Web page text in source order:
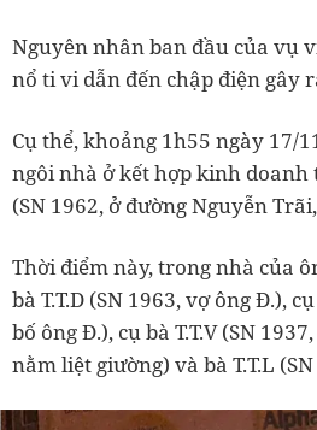
Nguyên nhân ban đầu của vụ
nổ ti vi dẫn đến chập điện gây
Cụ thể, khoảng 1h55 ngày 17/
ngôi nhà ở kết hợp kinh doanh
(SN 1962, ở đường Nguyễn
Thời điểm này, trong nhà của
bà T.T.D (SN 1963, vợ ông Đ.),
bố ông Đ.), cụ bà T.T.V (SN
nằm liệt giường) và bà T.T.L